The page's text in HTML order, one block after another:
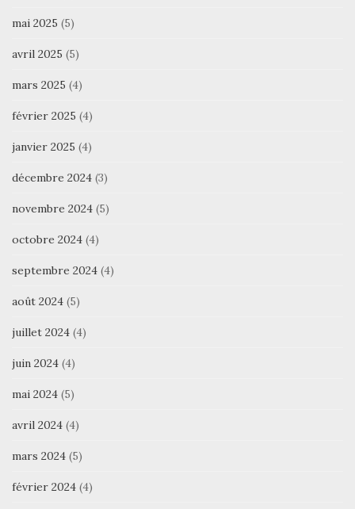
mai 2025 (5)
avril 2025 (5)
mars 2025 (4)
février 2025 (4)
janvier 2025 (4)
décembre 2024 (3)
novembre 2024 (5)
octobre 2024 (4)
septembre 2024 (4)
août 2024 (5)
juillet 2024 (4)
juin 2024 (4)
mai 2024 (5)
avril 2024 (4)
mars 2024 (5)
février 2024 (4)